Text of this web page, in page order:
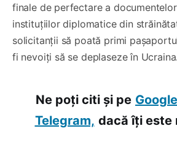
finale de perfectare a
instituțiilor diplomatice din
solicitanții să poată primi
fi nevoiți să se deplaseze în Ucraina.
Ne poți citi și pe
Telegram, dacă îți este